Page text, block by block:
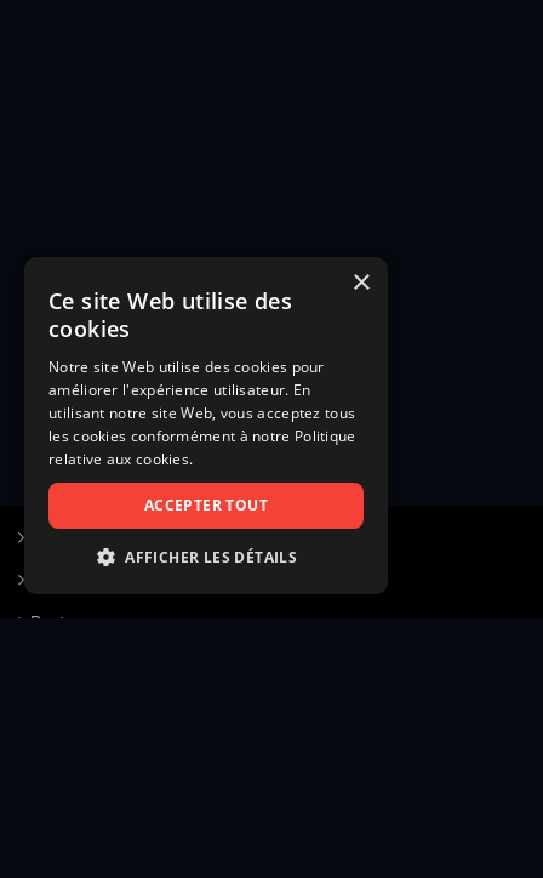
Poster une annonce
×
Ce site Web utilise des
cookies
Notre site Web utilise des cookies pour
améliorer l'expérience utilisateur. En
utilisant notre site Web, vous acceptez tous
les cookies conformément à notre Politique
relative aux cookies.
ACCEPTER TOUT
AFFICHER LES DÉTAILS